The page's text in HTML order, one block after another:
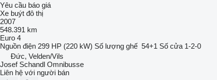
Yêu cầu báo giá
Xe buýt đô thị
2007
548.391 km
Euro 4
Nguồn điện 299 HP (220 kW) Số lượng ghế 54+1 Số cửa 1-2-0
Đức, Velden/Vils
Josef Schandl Omnibusse
Liên hệ với người bán